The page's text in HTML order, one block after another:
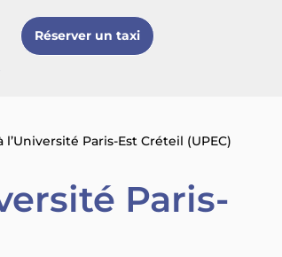
Réserver un taxi
Paris-Est Créteil (UPEC)
Paris-